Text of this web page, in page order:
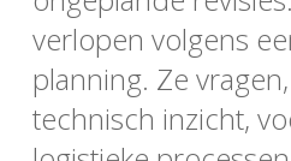
verlopen volgens
planning. Ze
technisch inzicht,